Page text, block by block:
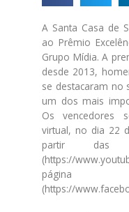
A Santa Casa de
ao Prêmio
Grupo Mídia. A
desde 2013,
se destacaram no
um dos mais
Os vencedores
virtual, no dia 22
partir das
(https://
página
(https://